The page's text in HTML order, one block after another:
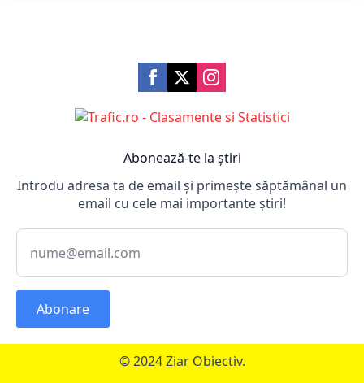
Abonează-te la știri
Introdu adresa ta de email și primește săptămânal un
email cu cele mai importante știri!
Abonare
© 2024 Ziar Obiectiv.